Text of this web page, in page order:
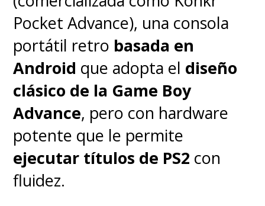
"Desde el inicio supimos que
queríamos darle un estilo
anime al set"
Pocket Advance), una consola
portátil retro basada en
Android que adopta el diseño
clásico de la Game Boy
Advance, pero con hardware
potente que le permite
ejecutar títulos de PS2 con
fluidez.